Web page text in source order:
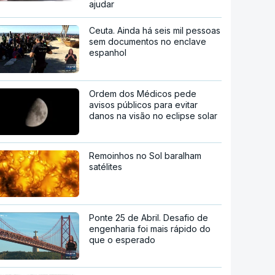
ajudar
Ceuta. Ainda há seis mil pessoas
sem documentos no enclave
espanhol
Ordem dos Médicos pede
avisos públicos para evitar
danos na visão no eclipse solar
Remoinhos no Sol baralham
satélites
Ponte 25 de Abril. Desafio de
engenharia foi mais rápido do
que o esperado